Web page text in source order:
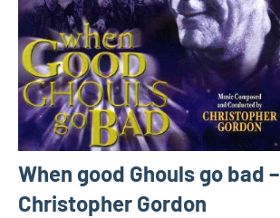
When good Ghouls go bad –
Christopher Gordon